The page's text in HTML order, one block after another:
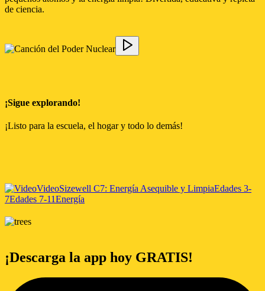
de ciencia.
¡Sigue explorando!
¡Listo para la escuela, el hogar y todo lo demás!
VideoSizewell C7: Energía Asequible y LimpiaEdades 3-
7Edades 7-11Energía
¡Descarga la app hoy GRATIS!